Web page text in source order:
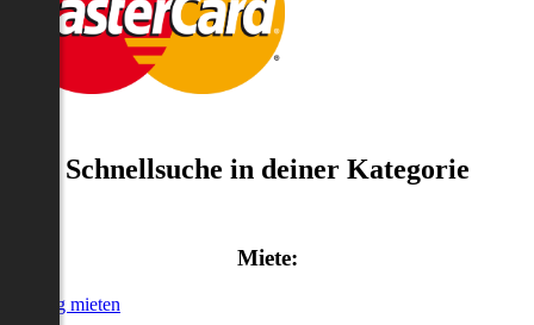
Schnellsuche in deiner Kategorie
Miete:
mieten